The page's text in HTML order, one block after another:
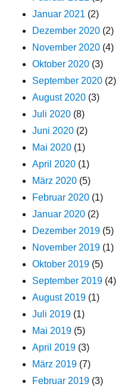
Januar 2021 (2)
Dezember 2020 (2)
November 2020 (4)
Oktober 2020 (3)
September 2020 (2)
August 2020 (3)
Juli 2020 (8)
Juni 2020 (2)
Mai 2020 (1)
April 2020 (1)
März 2020 (5)
Februar 2020 (1)
Januar 2020 (2)
Dezember 2019 (5)
November 2019 (1)
Oktober 2019 (5)
September 2019 (4)
August 2019 (1)
Juli 2019 (1)
Mai 2019 (5)
April 2019 (3)
März 2019 (7)
Februar 2019 (3)